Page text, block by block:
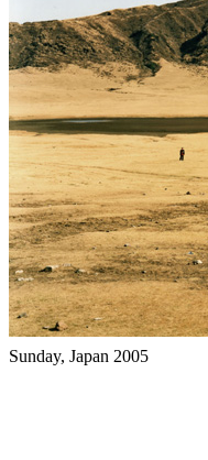
Sunday, Japan 2005